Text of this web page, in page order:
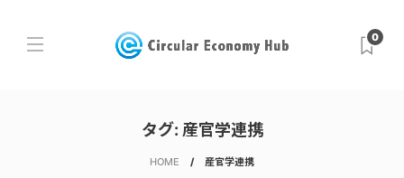
0
タグ: 産官学連携
HOME 産官学連携